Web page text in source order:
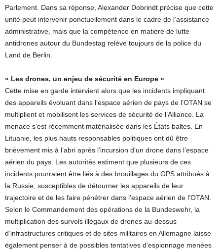
Parlement. Dans sa réponse, Alexander Dobrindt précise que cette
unité peut intervenir ponctuellement dans le cadre de l’assistance
administrative, mais que la compétence en matière de lutte
antidrones autour du Bundestag relève toujours de la police du
Land de Berlin.
« Les drones, un enjeu de sécurité en Europe »
Cette mise en garde intervient alors que les incidents impliquant
des appareils évoluant dans l’espace aérien de pays de l’OTAN se
multiplient et mobilisent les services de sécurité de l’Alliance. La
menace s’est récemment matérialisée dans les États baltes. En
Lituanie, les plus hauts responsables politiques ont dû être
brièvement mis à l’abri après l’incursion d’un drone dans l’espace
aérien du pays. Les autorités estiment que plusieurs de ces
incidents pourraient être liés à des brouillages du GPS attribués à
la Russie, susceptibles de détourner les appareils de leur
trajectoire et de les faire pénétrer dans l’espace aérien de l’OTAN.
Selon le Commandement des opérations de la Bundeswehr, la
multiplication des survols illégaux de drones au-dessus
d’infrastructures critiques et de sites militaires en Allemagne laisse
également penser à de possibles tentatives d’espionnage menées